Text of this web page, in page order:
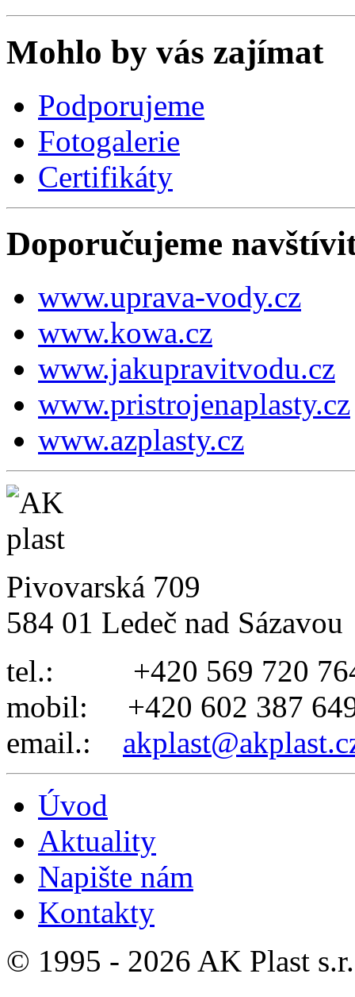
Mohlo by vás zajímat
Podporujeme
Fotogalerie
Certifikáty
Doporučujeme
www.uprava-vody.cz
www.kowa.cz
www.jakupravitvodu.cz
www.pristrojenaplasty.cz
www.azplasty.cz
Pivovarská 709
584 01 Ledeč nad Sázavou
tel.: +420 569 720
mobil: +420 602 387
email.:
Úvod
Aktuality
Napište nám
Kontakty
© 1995 - 2026 AK Plast